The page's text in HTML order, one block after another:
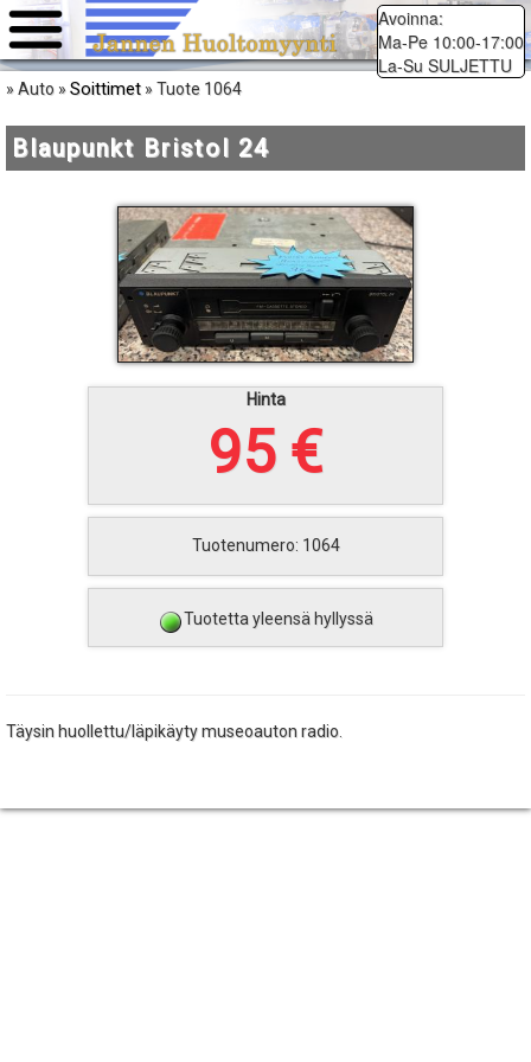
Avoinna:
Ma-Pe 10:00-17:00
La-Su SULJETTU
» Auto »Soittimet » Tuote 1064
Blaupunkt Bristol 24
Hinta
95 €
Tuotenumero: 1064
Tuotetta yleensä hyllyssä
Täysin huollettu/läpikäyty museoauton radio.